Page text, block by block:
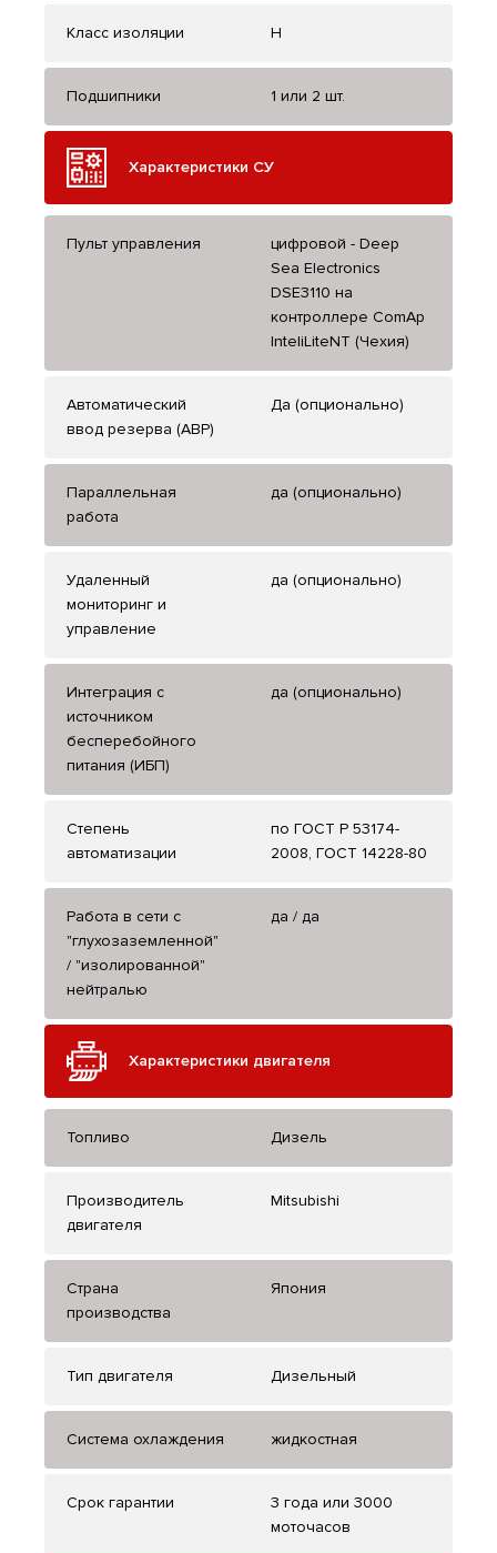
Класс изоляции H
Подшипники 1 или 2 шт.
Характеристики СУ
Пульт управления
цифровой - Deep
Sea Electronics
DSE3110 на
контроллере ComAp
InteliLiteNT (Чехия)
Автоматический
ввод резерва (АВР)
Да (опционально)
Параллельная
работа
да (опционально)
Удаленный
мониторинг и
управление
да (опционально)
Интеграция с
источником
бесперебойного
питания (ИБП)
да (опционально)
Степень
автоматизации
по ГОСТ Р 53174-
2008, ГОСТ 14228-80
Работа в сети с
"глухозаземленной"
/ "изолированной"
нейтралью
да / да
Характеристики двигателя
Топливо Дизель
Производитель
двигателя
Mitsubishi
Страна
производства
Япония
Тип двигателя Дизельный
Система охлаждения жидкостная
Срок гарантии
3 года или 3000
моточасов